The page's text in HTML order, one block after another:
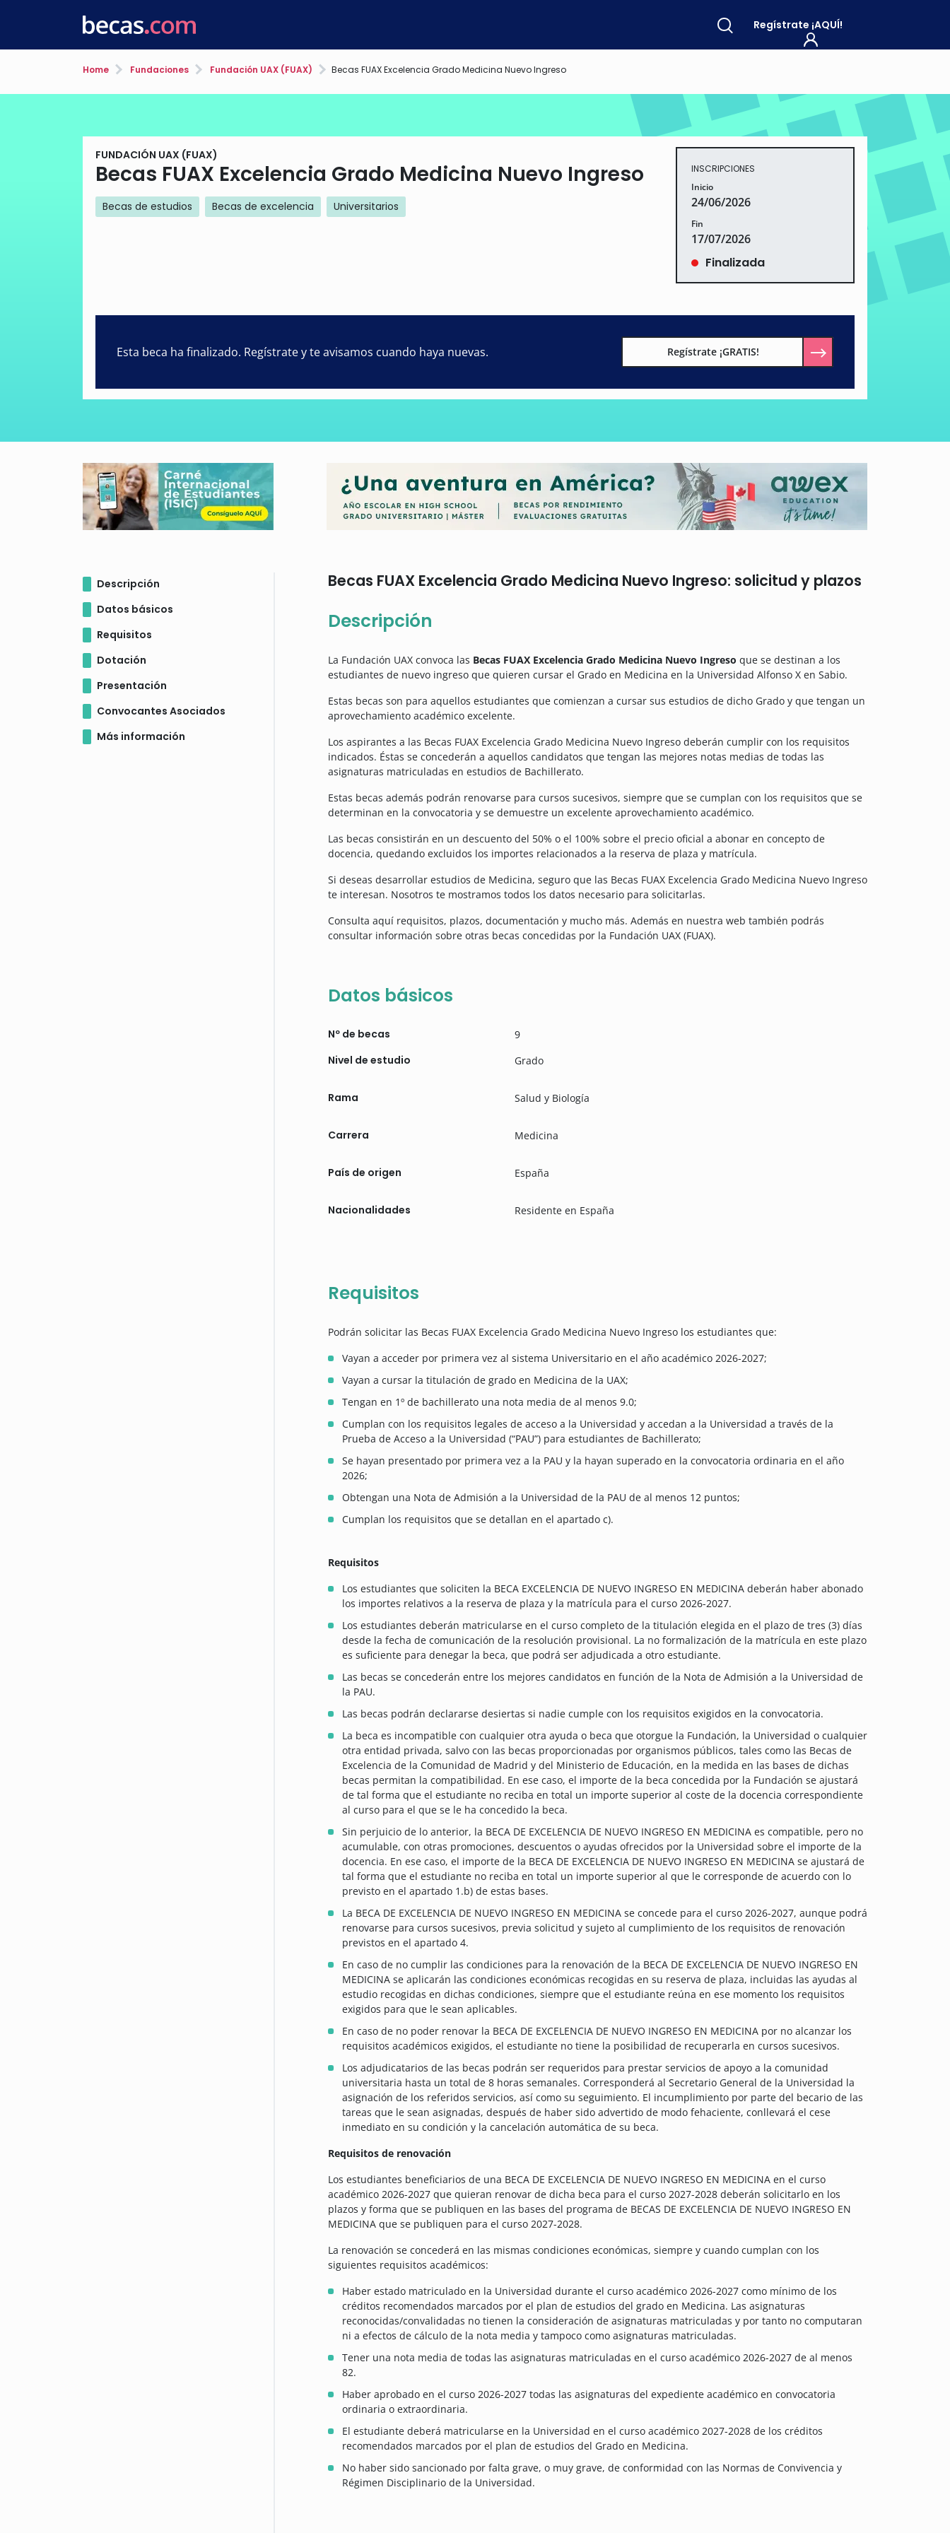
Regístrate ¡AQUÍ!
Home Fundaciones Fundación UAX (FUAX) Becas FUAX Excelencia Grado Medicina Nuevo Ingreso
FUNDACIÓN UAX (FUAX)
Becas FUAX Excelencia Grado Medicina Nuevo Ingreso
Becas de estudios Becas de excelencia Universitarios
INSCRIPCIONES
Inicio
24/06/2026
Fin
17/07/2026
Finalizada
Esta beca ha finalizado. Regístrate y te avisamos cuando haya nuevas. Regístrate ¡GRATIS!
Descripción
Datos básicos
Requisitos
Dotación
Presentación
Convocantes Asociados
Más información
Becas FUAX Excelencia Grado Medicina Nuevo Ingreso: solicitud y plazos
Descripción
La Fundación UAX convoca las Becas FUAX Excelencia Grado Medicina Nuevo Ingreso que se destinan a los
estudiantes de nuevo ingreso que quieren cursar el Grado en Medicina en la Universidad Alfonso X en Sabio.
Estas becas son para aquellos estudiantes que comienzan a cursar sus estudios de dicho Grado y que tengan un
aprovechamiento académico excelente.
Los aspirantes a las Becas FUAX Excelencia Grado Medicina Nuevo Ingreso deberán cumplir con los requisitos
indicados. Éstas se concederán a aquellos candidatos que tengan las mejores notas medias de todas las
asignaturas matriculadas en estudios de Bachillerato.
Estas becas además podrán renovarse para cursos sucesivos, siempre que se cumplan con los requisitos que se
determinan en la convocatoria y se demuestre un excelente aprovechamiento académico.
Las becas consistirán en un descuento del 50% o el 100% sobre el precio oficial a abonar en concepto de
docencia, quedando excluidos los importes relacionados a la reserva de plaza y matrícula.
Si deseas desarrollar estudios de Medicina, seguro que las Becas FUAX Excelencia Grado Medicina Nuevo Ingreso
te interesan. Nosotros te mostramos todos los datos necesario para solicitarlas.
Consulta aquí requisitos, plazos, documentación y mucho más. Además en nuestra web también podrás
consultar información sobre otras becas concedidas por la Fundación UAX (FUAX).
Datos básicos
Nº de becas 9
Nivel de estudio Grado
Rama Salud y Biología
Carrera Medicina
País de origen España
Nacionalidades Residente en España
Requisitos
Podrán solicitar las Becas FUAX Excelencia Grado Medicina Nuevo Ingreso los estudiantes que:
Vayan a acceder por primera vez al sistema Universitario en el año académico 2026-2027;
Vayan a cursar la titulación de grado en Medicina de la UAX;
Tengan en 1º de bachillerato una nota media de al menos 9.0;
Cumplan con los requisitos legales de acceso a la Universidad y accedan a la Universidad a través de la
Prueba de Acceso a la Universidad (“PAU”) para estudiantes de Bachillerato;
Se hayan presentado por primera vez a la PAU y la hayan superado en la convocatoria ordinaria en el año
2026;
Obtengan una Nota de Admisión a la Universidad de la PAU de al menos 12 puntos;
Cumplan los requisitos que se detallan en el apartado c).
Requisitos
Los estudiantes que soliciten la BECA EXCELENCIA DE NUEVO INGRESO EN MEDICINA deberán haber abonado
los importes relativos a la reserva de plaza y la matrícula para el curso 2026-2027.
Los estudiantes deberán matricularse en el curso completo de la titulación elegida en el plazo de tres (3) días
desde la fecha de comunicación de la resolución provisional. La no formalización de la matrícula en este plazo
es suficiente para denegar la beca, que podrá ser adjudicada a otro estudiante.
Las becas se concederán entre los mejores candidatos en función de la Nota de Admisión a la Universidad de
la PAU.
Las becas podrán declararse desiertas si nadie cumple con los requisitos exigidos en la convocatoria.
La beca es incompatible con cualquier otra ayuda o beca que otorgue la Fundación, la Universidad o cualquier
otra entidad privada, salvo con las becas proporcionadas por organismos públicos, tales como las Becas de
Excelencia de la Comunidad de Madrid y del Ministerio de Educación, en la medida en las bases de dichas
becas permitan la compatibilidad. En ese caso, el importe de la beca concedida por la Fundación se ajustará
de tal forma que el estudiante no reciba en total un importe superior al coste de la docencia correspondiente
al curso para el que se le ha concedido la beca.
Sin perjuicio de lo anterior, la BECA DE EXCELENCIA DE NUEVO INGRESO EN MEDICINA es compatible, pero no
acumulable, con otras promociones, descuentos o ayudas ofrecidos por la Universidad sobre el importe de la
docencia. En ese caso, el importe de la BECA DE EXCELENCIA DE NUEVO INGRESO EN MEDICINA se ajustará de
tal forma que el estudiante no reciba en total un importe superior al que le corresponde de acuerdo con lo
previsto en el apartado 1.b) de estas bases.
La BECA DE EXCELENCIA DE NUEVO INGRESO EN MEDICINA se concede para el curso 2026-2027, aunque podrá
renovarse para cursos sucesivos, previa solicitud y sujeto al cumplimiento de los requisitos de renovación
previstos en el apartado 4.
En caso de no cumplir las condiciones para la renovación de la BECA DE EXCELENCIA DE NUEVO INGRESO EN
MEDICINA se aplicarán las condiciones económicas recogidas en su reserva de plaza, incluidas las ayudas al
estudio recogidas en dichas condiciones, siempre que el estudiante reúna en ese momento los requisitos
exigidos para que le sean aplicables.
En caso de no poder renovar la BECA DE EXCELENCIA DE NUEVO INGRESO EN MEDICINA por no alcanzar los
requisitos académicos exigidos, el estudiante no tiene la posibilidad de recuperarla en cursos sucesivos.
Los adjudicatarios de las becas podrán ser requeridos para prestar servicios de apoyo a la comunidad
universitaria hasta un total de 8 horas semanales. Corresponderá al Secretario General de la Universidad la
asignación de los referidos servicios, así como su seguimiento. El incumplimiento por parte del becario de las
tareas que le sean asignadas, después de haber sido advertido de modo fehaciente, conllevará el cese
inmediato en su condición y la cancelación automática de su beca.
Requisitos de renovación
Los estudiantes beneficiarios de una BECA DE EXCELENCIA DE NUEVO INGRESO EN MEDICINA en el curso
académico 2026-2027 que quieran renovar de dicha beca para el curso 2027-2028 deberán solicitarlo en los
plazos y forma que se publiquen en las bases del programa de BECAS DE EXCELENCIA DE NUEVO INGRESO EN
MEDICINA que se publiquen para el curso 2027-2028.
La renovación se concederá en las mismas condiciones económicas, siempre y cuando cumplan con los
siguientes requisitos académicos:
Haber estado matriculado en la Universidad durante el curso académico 2026-2027 como mínimo de los
créditos recomendados marcados por el plan de estudios del grado en Medicina. Las asignaturas
reconocidas/convalidadas no tienen la consideración de asignaturas matriculadas y por tanto no computaran
ni a efectos de cálculo de la nota media y tampoco como asignaturas matriculadas.
Tener una nota media de todas las asignaturas matriculadas en el curso académico 2026-2027 de al menos
82.
Haber aprobado en el curso 2026-2027 todas las asignaturas del expediente académico en convocatoria
ordinaria o extraordinaria.
El estudiante deberá matricularse en la Universidad en el curso académico 2027-2028 de los créditos
recomendados marcados por el plan de estudios del Grado en Medicina.
No haber sido sancionado por falta grave, o muy grave, de conformidad con las Normas de Convivencia y
Régimen Disciplinario de la Universidad.